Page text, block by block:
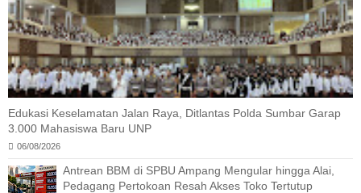
Edukasi Keselamatan Jalan Raya, Ditlantas Polda Sumbar Garap
3.000 Mahasiswa Baru UNP
06/08/2026
Antrean BBM di SPBU Ampang Mengular hingga Alai,
Pedagang Pertokoan Resah Akses Toko Tertutup